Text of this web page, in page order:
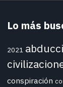
Lo más
2021
conspiración